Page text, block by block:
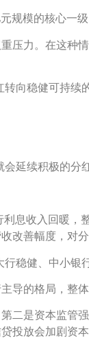
规模的核心一级
压力。在这种
向稳健可持续
延续积极的分
息收入回暖，
改善幅度，对分
稳健、中小银行
导的格局，整
二是资本监管
投放会加剧资本